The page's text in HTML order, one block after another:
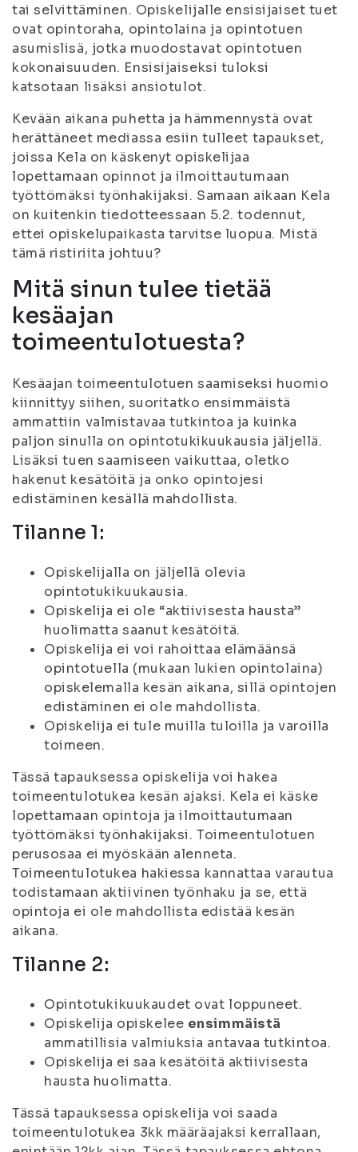
tai selvittäminen. Opiskelijalle ensisijaiset tuet
ovat opintoraha, opintolaina ja opintotuen
asumislisä, jotka muodostavat opintotuen
kokonaisuuden. Ensisijaiseksi tuloksi
katsotaan lisäksi ansiotulot.
Kevään aikana puhetta ja hämmennystä ovat
herättäneet mediassa esiin tulleet tapaukset,
joissa Kela on käskenyt opiskelijaa
lopettamaan opinnot ja ilmoittautumaan
työttömäksi työnhakijaksi. Samaan aikaan Kela
on kuitenkin tiedotteessaan 5.2. todennut,
ettei opiskelupaikasta tarvitse luopua. Mistä
tämä ristiriita johtuu?
Mitä sinun tulee tietää
kesäajan
toimeentulotuesta?
Kesäajan toimeentulotuen saamiseksi huomio
kiinnittyy siihen, suoritatko ensimmäistä
ammattiin valmistavaa tutkintoa ja kuinka
paljon sinulla on opintotukikuukausia jäljellä.
Lisäksi tuen saamiseen vaikuttaa, oletko
hakenut kesätöitä ja onko opintojesi
edistäminen kesällä mahdollista.
Tilanne 1:
Opiskelijalla on jäljellä olevia
opintotukikuukausia.
Opiskelija ei ole “aktiivisesta hausta”
huolimatta saanut kesätöitä.
Opiskelija ei voi rahoittaa elämäänsä
opintotuella (mukaan lukien opintolaina)
opiskelemalla kesän aikana, sillä opintojen
edistäminen ei ole mahdollista.
Opiskelija ei tule muilla tuloilla ja varoilla
toimeen.
Tässä tapauksessa opiskelija voi hakea
toimeentulotukea kesän ajaksi. Kela ei käske
lopettamaan opintoja ja ilmoittautumaan
työttömäksi työnhakijaksi. Toimeentulotuen
perusosaa ei myöskään alenneta.
Toimeentulotukea hakiessa kannattaa varautua
todistamaan aktiivinen työnhaku ja se, että
opintoja ei ole mahdollista edistää kesän
aikana.
Tilanne 2:
Opintotukikuukaudet ovat loppuneet.
Opiskelija opiskelee ensimmäistä
ammatillisia valmiuksia antavaa tutkintoa.
Opiskelija ei saa kesätöitä aktiivisesta
hausta huolimatta.
Tässä tapauksessa opiskelija voi saada
toimeentulotukea 3kk määräajaksi kerrallaan,